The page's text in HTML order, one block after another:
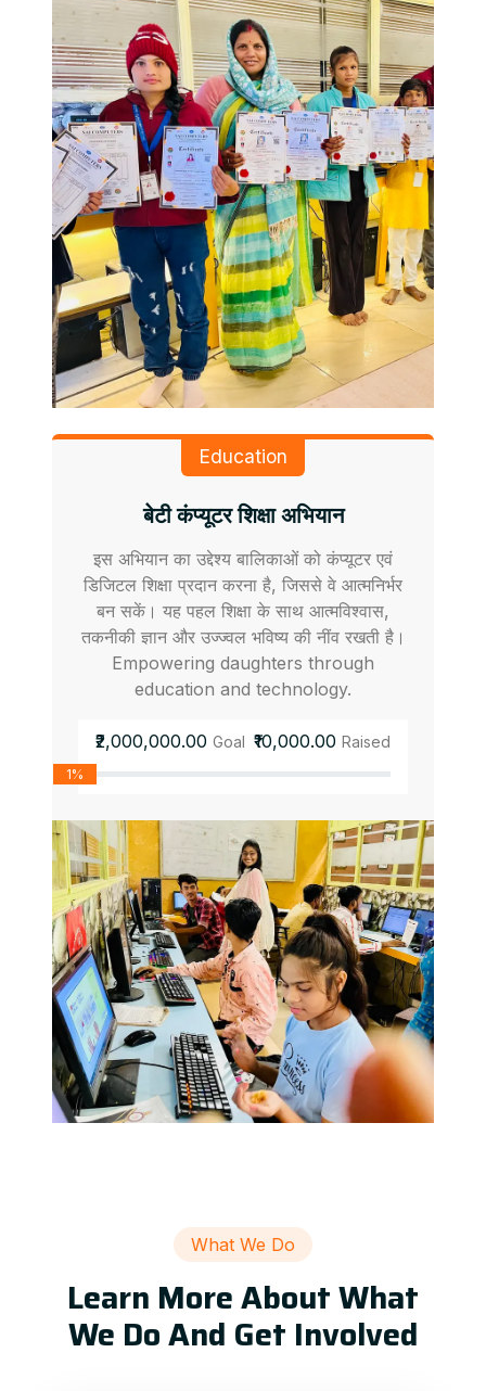
Education
बेटी कंप्यूटर शिक्षा अभियान
इस अभियान का उद्देश्य बालिकाओं को कंप्यूटर एवं
डिजिटल शिक्षा प्रदान करना है, जिससे वे आत्मनिर्भर
बन सकें। यह पहल शिक्षा के साथ आत्मविश्वास,
तकनीकी ज्ञान और उज्ज्वल भविष्य की नींव रखती है।
Empowering daughters through
education and technology.
₹2,000,000.00 Goal ₹10,000.00 Raised
1%
What We Do
Learn More About What
We Do And Get Involved